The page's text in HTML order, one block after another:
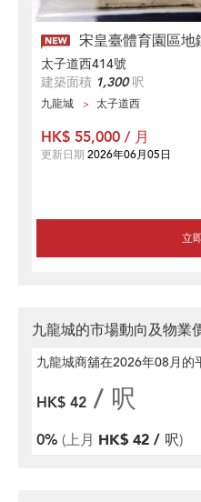
宋皇臺體育園區地
太子道西414號
建築面積 1,300呎
九龍城 太子道西
立
HK$ 55,000 / 月
更新日期 2026年06月05日
九龍城的市場動向及物業
九龍城商舖在2026年08月 的
HK$ 42 / 呎
0% (上月 HK$ 42 / 呎)